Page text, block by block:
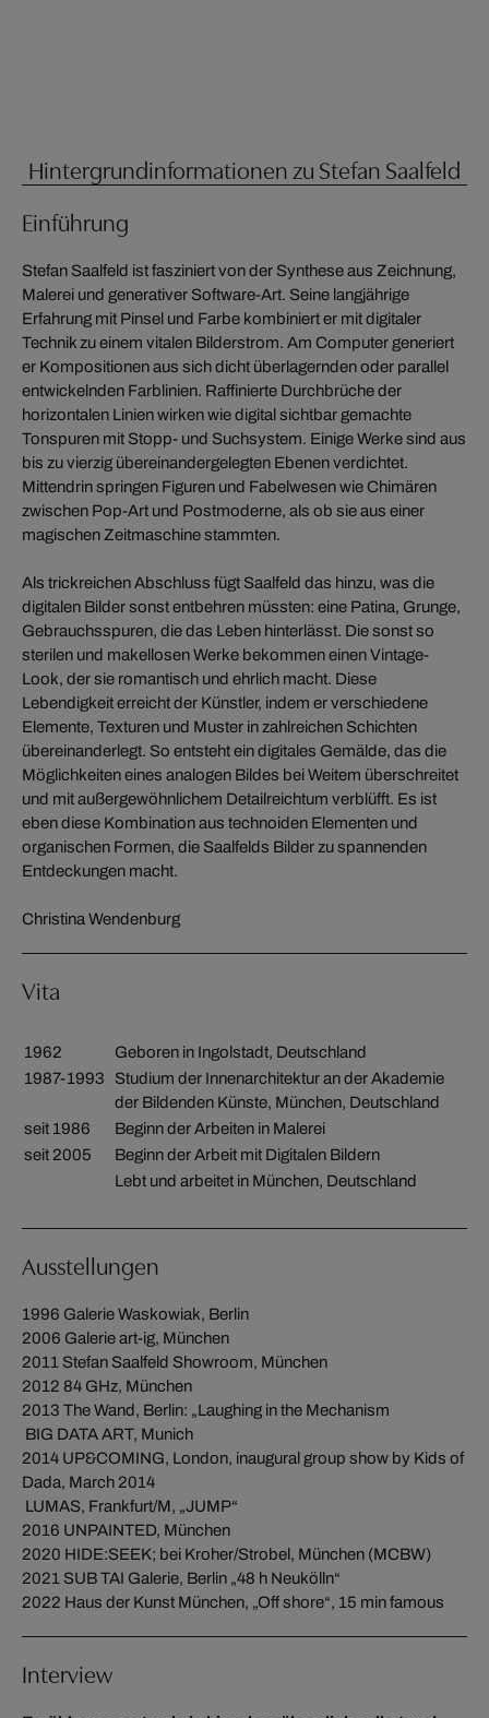
Hintergrundinformationen zu Stefan Saalfeld
Einführung
Stefan Saalfeld ist fasziniert von der Synthese aus Zeichnung,
Malerei und generativer Software-Art. Seine langjährige
Erfahrung mit Pinsel und Farbe kombiniert er mit digitaler
Technik zu einem vitalen Bilderstrom. Am Computer generiert
er Kompositionen aus sich dicht überlagernden oder parallel
entwickelnden Farblinien. Raffinierte Durchbrüche der
horizontalen Linien wirken wie digital sichtbar gemachte
Tonspuren mit Stopp- und Suchsystem. Einige Werke sind aus
bis zu vierzig übereinandergelegten Ebenen verdichtet.
Mittendrin springen Figuren und Fabelwesen wie Chimären
zwischen Pop-Art und Postmoderne, als ob sie aus einer
magischen Zeitmaschine stammten.
Als trickreichen Abschluss fügt Saalfeld das hinzu, was die
digitalen Bilder sonst entbehren müssten: eine Patina, Grunge,
Gebrauchsspuren, die das Leben hinterlässt. Die sonst so
sterilen und makellosen Werke bekommen einen Vintage-
Look, der sie romantisch und ehrlich macht. Diese
Lebendigkeit erreicht der Künstler, indem er verschiedene
Elemente, Texturen und Muster in zahlreichen Schichten
übereinanderlegt. So entsteht ein digitales Gemälde, das die
Möglichkeiten eines analogen Bildes bei Weitem überschreitet
und mit außergewöhnlichem Detailreichtum verblüfft. Es ist
eben diese Kombination aus technoiden Elementen und
organischen Formen, die Saalfelds Bilder zu spannenden
Entdeckungen macht.
Christina Wendenburg
Vita
1962
Geboren in Ingolstadt, Deutschland
1987-1993
Studium der Innenarchitektur an der Akademie
der Bildenden Künste, München, Deutschland
seit 1986
Beginn der Arbeiten in Malerei
seit 2005
Beginn der Arbeit mit Digitalen Bildern
Lebt und arbeitet in München, Deutschland
Ausstellungen
1996 Galerie Waskowiak, Berlin
2006 Galerie art-ig, München
2011 Stefan Saalfeld Showroom, München
2012 84 GHz, München
2013 The Wand, Berlin: „Laughing in the Mechanism
BIG DATA ART, Munich
2014 UP&COMING, London, inaugural group show by Kids of
Dada, March 2014
LUMAS, Frankfurt/M, „JUMP“
2016 UNPAINTED, München
2020 HIDE:SEEK; bei Kroher/Strobel, München (MCBW)
2021 SUB TAI Galerie, Berlin „48 h Neukölln“
2022 Haus der Kunst München, „Off shore“, 15 min famous
Interview